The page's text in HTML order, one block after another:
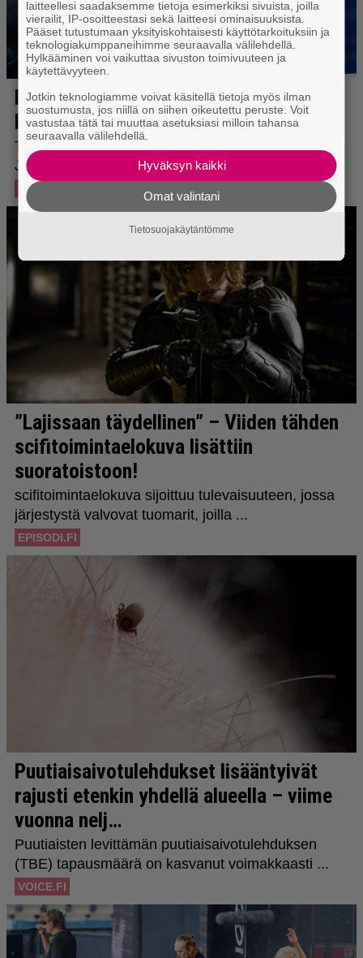
laitteellesi saadaksemme tietoja esimerkiksi sivuista, joilla
vierailit, IP-osoitteestasi sekä laitteesi ominaisuuksista.
Pääset tutustumaan yksityiskohtaisesti käyttötarkoituksiin ja
teknologiakumppaneihimme seuraavalla välilehdellä.
Hylkääminen voi vaikuttaa sivuston toimivuuteen ja
käytettävyyteen.
Jotkin teknologiamme voivat käsitellä tietoja myös ilman
suostumusta, jos niillä on siihen oikeutettu peruste. Voit
vastustaa tätä tai muuttaa asetuksiasi milloin tahansa
seuraavalla välilehdellä.
Hyväksyn kaikki
Omat valintani
Tietosuojakäytäntömme